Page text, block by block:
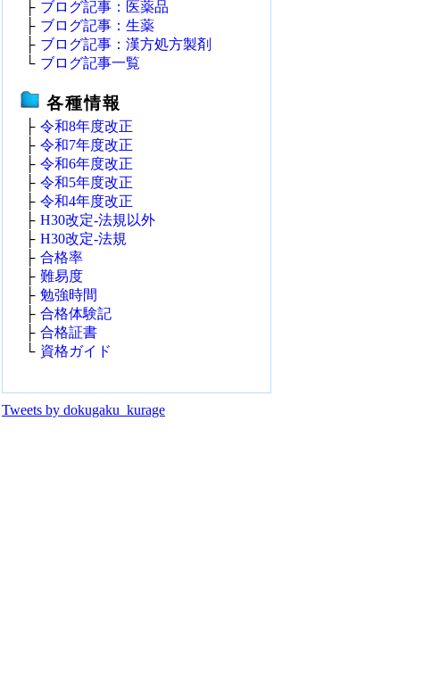
├ ブログ記事：医薬品
├ ブログ記事：生薬
├ ブログ記事：漢方処方製剤
└ ブログ記事一覧
各種情報
├ 令和8年度改正
├ 令和7年度改正
├ 令和6年度改正
├ 令和5年度改正
├ 令和4年度改正
├ H30改定‐法規以外
├ H30改定‐法規
├ 合格率
├ 難易度
├ 勉強時間
├ 合格体験記
├ 合格証書
└ 資格ガイド
Tweets by dokugaku_kurage